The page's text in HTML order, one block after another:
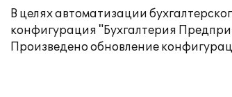
В целях автоматизации
конфигурация "Бухгалтерия
Произведено обновление